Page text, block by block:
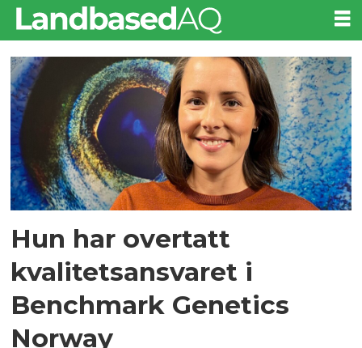
Tag:
benchmark
genetics
norway
Hun har overtatt
kvalitetsansvaret i
Benchmark Genetics
Norway